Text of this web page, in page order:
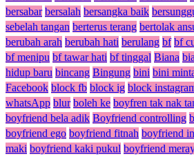
bersabar bersalah bersangka baik
sebelah tangan berterus terang bertolak
berubah arah berubah hati berulang bf bf
bf menipu bf tawar hati bf tinggal Biana
hidup baru bincang Bingung bini bini
Facebook block fb block ig block
whatsApp blur boleh ke boyfren tak nak
boyfriend bela adik Boyfriend controlling
boyfriend ego boyfriend fitnah boyfriend
maki boyfriend kaki pukul boyfriend